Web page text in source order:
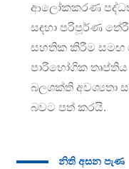
ආලෝකකරණ
සඳහා පරිපූර්ණ
සහතික කිරීම සමඟ
පාරිභෝගික තෘප්තිය
බලශක්ති අවශ්‍යතා
බවට පත් කරයි.
නිති අසන පැණ